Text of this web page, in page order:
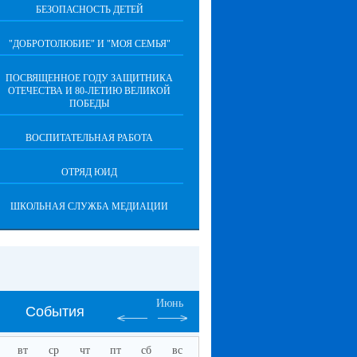
БЕЗОПАСНОСТЬ ДЕТЕЙ
"ДОБРОТОЛЮБИЕ" И "МОЯ СЕМЬЯ"
ПОСВЯЩЕННОЕ ГОДУ ЗАЩИТНИКА
ОТЕЧЕСТВА И 80-ЛЕТИЮ ВЕЛИКОЙ
ПОБЕДЫ
ВОСПИТАТЕЛЬНАЯ РАБОТА
ОТРЯД ЮИД
ШКОЛЬНАЯ СЛУЖБА МЕДИАЦИИ
События
Июнь
вт ср чт пт сб вс